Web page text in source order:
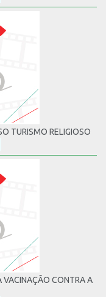
TURISMO RELIGIOSO
VACINAÇÃO CONTRA A